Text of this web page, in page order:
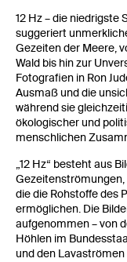
12 Hz – die niedrigste
suggeriert
Gezeiten der Meere,
Wald bis hin zur
Fotografien in Ron
Ausmaß und die
während sie
ökologischer und
menschlichen
„12 Hz“ besteht aus
Gezeitenströmungen,
die die Rohstoffe des
ermöglichen. Die
aufgenommen – von
Höhlen im
und den